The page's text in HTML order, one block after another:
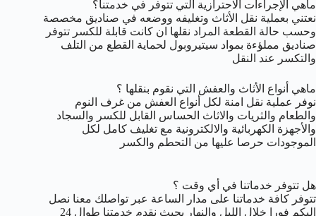
ماهي الإجراءات الاحترازية التي تتوفر في خدمتنا؟
نعتني بعملية نقل الأثاث وتغليفه ووضعه في صناديق مخصصة
وحسب حالة القطعة المراد نقلها ان كانت قابلة للكسر تتوفر
صناديق مملؤءة بمواد سيتيروبول لحماية القطع من التلف
والتكسر عند النقل
ماهي أنواع الأثاث والعفش التي نقوم بنقلها ؟
نوفر عملية نقل امنة لكل أنواع العفش من غرف النوم
والطعام والثريات والاثاث الحساس القابل للكسر والسجاد
والأجهزة الكهربائية والالكترونية مع تغليف كامل لكل
الموجودات حرصا عليها من التحطم والكسر
هل تتوفر خدماتنا في أي وقت ؟
تتوفر كافة خدماتنا على مدار الساعة عبر تواصلك معنا نصل
اليكم فورا خلال الليل والنهار بحيث نقدم خدمتنا طوال 24